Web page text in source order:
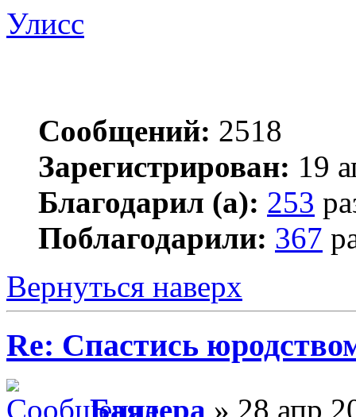
Улисс
Сообщений: 2518
Зарегистрирован: 19
Благодарил (а): 253
Поблагодарили: 367
Вернуться наверх
Re: Спастись
Баядера » 28 апр